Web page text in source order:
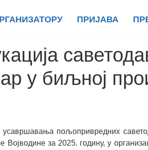
ПРИЈАВА
у биљној
пољопривредних
Војводине за 2025. годину, у